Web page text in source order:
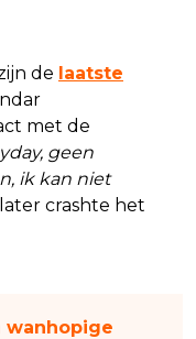
de laatste
met de
geen
ik kan niet
crashte het
wanhopige